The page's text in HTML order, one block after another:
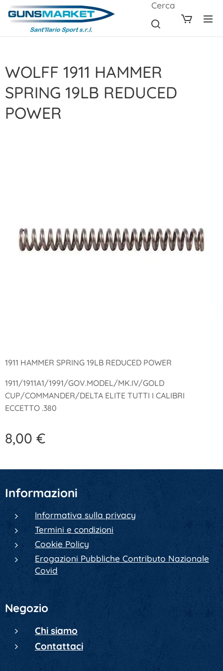
Cerca
WOLFF 1911 HAMMER
SPRING 19LB REDUCED
POWER
1911 HAMMER SPRING 19LB REDUCED POWER
1911/1911A1/1991/GOV.MODEL/MK.IV/GOLD
CUP/COMMANDER/DELTA ELITE TUTTI I CALIBRI
ECCETTO .380
8,00 €
Informazioni
Informativa sulla privacy
Termini e condizioni
Cookie Policy
Erogazioni Pubbliche Contributo Nazionale
Covid
Negozio
Chi siamo
Contattaci